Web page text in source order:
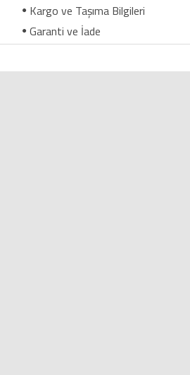
Kargo ve Taşıma Bilgileri
Garanti ve İade